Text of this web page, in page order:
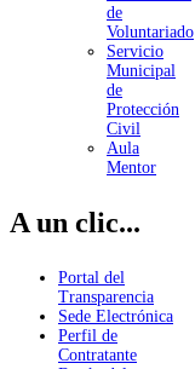
de
Voluntariado
Servicio
Municipal
de
Protección
Civil
Aula
Mentor
A un clic...
Portal del
Transparencia
Sede Electrónica
Perfil de
Contratante